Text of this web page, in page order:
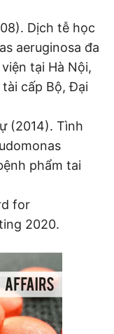
Dịch tễ học
aeruginosa đa
tại Hà Nội,
cấp Bộ, Đại
(2014). Tình
phẩm tai
for
2020.